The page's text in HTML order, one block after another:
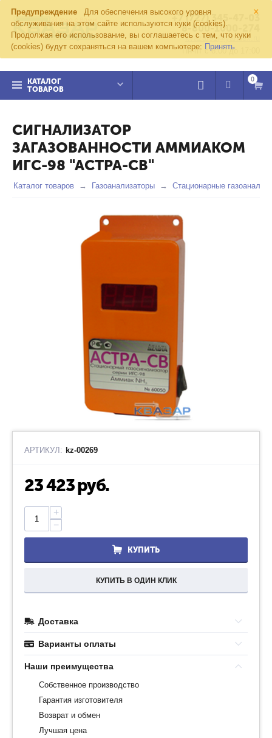
×
Предупреждение
Для обеспечения высокого уровня
обслуживания на этом сайте используются куки (cookies).
Продолжая его использование, вы соглашаетесь с тем, что куки
(cookies) будут сохраняться на вашем компьютере: Принять
+7 (727) 345-47-03
8-800-1000-274
kvazar91@yandex.ru
Пн-пт с 8:00 до 17:00
КАТАЛОГ
ТОВАРОВ
0
СИГНАЛИЗАТОР
ЗАГАЗОВАННОСТИ АММИАКОМ
ИГС-98 "АСТРА-СВ"
Каталог товаров Газоанализаторы Стационарные
АРТИКУЛ: kz-00269
23 423руб.
+
−
КУПИТЬ
КУПИТЬ В ОДИН КЛИК
Доставка
Варианты оплаты
Наши преимущества
Собственное производство
Гарантия изготовителя
Возврат и обмен
Лучшая цена